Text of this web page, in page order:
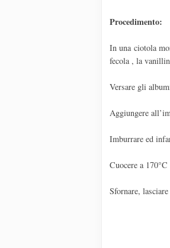
Procedimento:
In una ciotola
fecola , la
Versare gli
Aggiungere
Imburrare ed
Cuocere a
Sfornare,